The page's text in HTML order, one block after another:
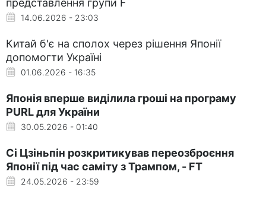
представлення групи F
14.06.2026 - 23:03
Китай б'є на сполох через рішення Японії
допомогти Україні
01.06.2026 - 16:35
Японія вперше виділила гроші на програму
PURL для України
30.05.2026 - 01:40
Сі Цзіньпін розкритикував переозброєння
Японії під час саміту з Трампом, - FT
24.05.2026 - 23:59